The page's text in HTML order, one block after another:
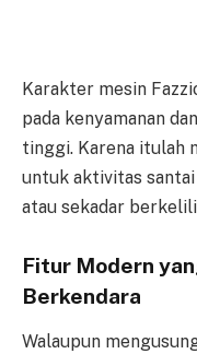
Karakter mesin
pada kenyamanan
tinggi. Karena itulah
untuk aktivitas
atau sekadar
Fitur Modern
Berkendara
Walaupun